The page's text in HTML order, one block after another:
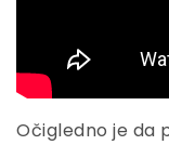
Očigledno je da